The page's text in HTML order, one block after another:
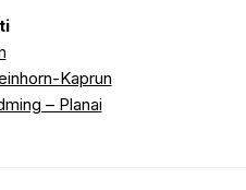
Kaprun
– Planai